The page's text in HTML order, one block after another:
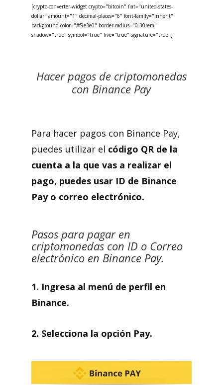
[crypto-converter-widget crypto="bitcoin" fiat="united-states-
dollar" amount="1" decimal-places="6" font-family="inherit"
background-color="#f9e3e0" border-radius="0.30rem"
shadow="true" symbol="true" live="true" signature="true"]
Hacer pagos de criptomonedas
con Binance Pay
Para hacer pagos con Binance Pay,
puedes utilizar el código QR de la
cuenta a la que vas a realizar el
pago, puedes usar ID de Binance
Pay o correo electrónico.
Pasos para pagar en
criptomonedas con ID o Correo
electrónico en Binance Pay.
1. Ingresa al menú de perfil en
Binance.
2. Selecciona la opción Pay.